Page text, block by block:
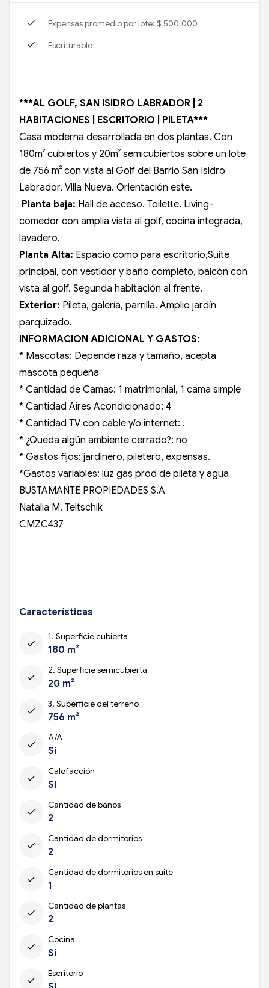
check Expensas promedio por lote: $ 500.000
check Escriturable
***AL GOLF, SAN ISIDRO LABRADOR | 2
HABITACIONES | ESCRITORIO | PILETA***
Casa moderna desarrollada en dos plantas. Con
180m² cubiertos y 20m² semicubiertos sobre un lote
de 756 m² con vista al Golf del Barrio San Isidro
Labrador, Villa Nueva. Orientación este.
Planta baja: Hall de acceso. Toilette. Living-
comedor con amplia vista al golf, cocina integrada,
lavadero.
Planta Alta: Espacio como para escritorio,Suite
principal, con vestidor y baño completo, balcón con
vista al golf. Segunda habitación al frente.
Exterior: Pileta, galería, parrilla. Amplio jardín
parquizado.
INFORMACION ADICIONAL Y GASTOS:
* Mascotas: Depende raza y tamaño, acepta
mascota pequeña
* Cantidad de Camas: 1 matrimonial, 1 cama simple
* Cantidad Aires Acondicionado: 4
* Cantidad TV con cable y/o internet: .
* ¿Queda algún ambiente cerrado?: no
* Gastos fijos: jardinero, piletero, expensas.
*Gastos variables: luz gas prod de pileta y agua
BUSTAMANTE PROPIEDADES S.A
Natalia M. Teltschik
CMZC437
Características
check
1. Superficie cubierta
180 m²
check
2. Superficie semicubierta
20 m²
check
3. Superficie del terreno
756 m²
check
A/A
Sí
check
Calefacción
Sí
check
Cantidad de baños
2
check
Cantidad de dormitorios
2
check
Cantidad de dormitorios en suite
1
check
Cantidad de plantas
2
check
Cocina
Sí
check
Escritorio